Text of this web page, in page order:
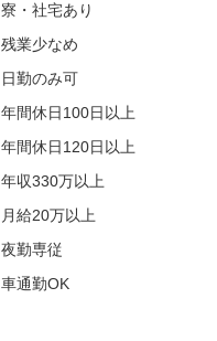
寮・社宅あり
残業少なめ
日勤のみ可
年間休日100日以上
年間休日120日以上
年収330万以上
月給20万以上
夜勤専従
車通勤OK